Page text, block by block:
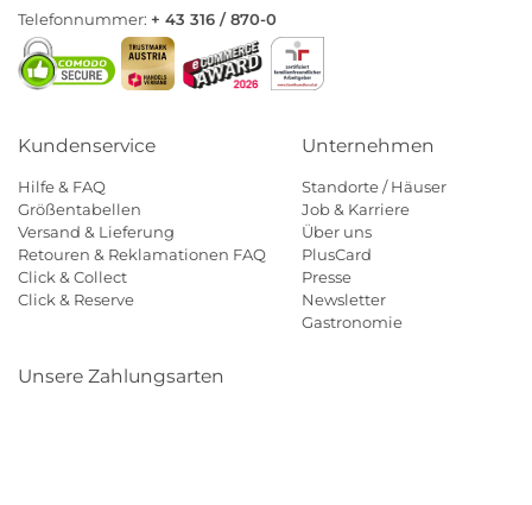
Telefonnummer: + 43 316 / 870-0
Kundenservice
Hilfe & FAQ
Größentabellen
Versand & Lieferung
Retouren & Reklamationen FAQ
Click & Collect
Click & Reserve
Unternehmen
Standorte / Häuser
Job & Karriere
Über uns
PlusCard
Presse
Newsletter
Gastronomie
Unsere Zahlungsarten